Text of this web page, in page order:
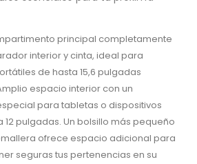
principal completamente
interior y cinta, ideal para
de hasta 15,6 pulgadas
espacio interior con un
para tabletas o dispositivos
12 pulgadas. Un bolsillo más pequeño
ofrece espacio adicional para
seguras tus pertenencias en su